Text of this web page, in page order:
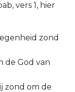
vers 1, hier
zond
de God van
zond om de